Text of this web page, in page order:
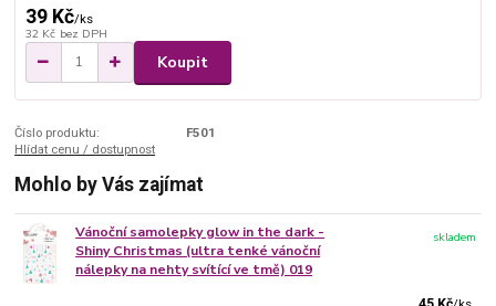
39 Kč/ks
32 Kč bez DPH
Koupit
Číslo produktu:
F501
Hlídat cenu / dostupnost
Mohlo by Vás zajímat
Vánoční samolepky glow in the dark -
Shiny Christmas (ultra tenké vánoční
nálepky na nehty svítící ve tmě) 019
skladem